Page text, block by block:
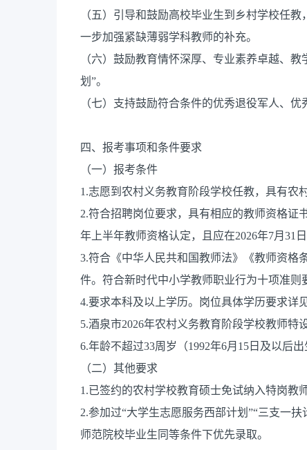
（五）引导和鼓励高校毕业生到乡村学校任
一步加强紧缺薄弱学科教师的补充。
（六）鼓励教育情怀深厚、专业素养卓越、
划”。
（七）支持鼓励符合条件的优秀退役军人、优
四、报考事项和条件要求
（一）报考条件
1.志愿到农村义务教育阶段学校任教，具有农
2.符合招聘岗位要求，具有相应的教师资格证
年上半年教师资格认定，且应在2026年7月31
3.符合《中华人民共和国教师法》《教师资格
件。符合新时代中小学教师职业行为十项准则
4.要求本科及以上学历。岗位具体学历要求详
5.酒泉市2026年农村义务教育阶段学校教师特
6.年龄不超过33周岁（1992年6月15日及以后出
（二）其他要求
1.已签约的农村学校教育硕士免试纳入特岗教
2.参加过“大学生志愿服务西部计划”“三支一
师范院校毕业生同等条件下优先录取。